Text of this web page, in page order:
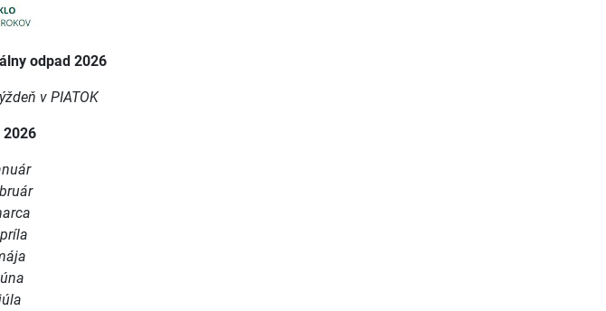
odpad 2026
v PIATOK
2026